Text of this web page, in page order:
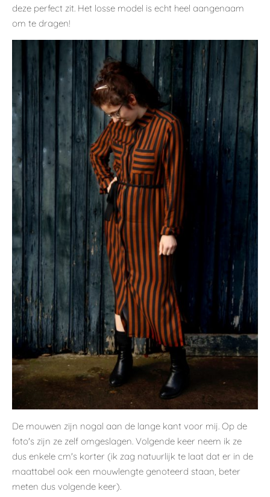
deze perfect zit. Het losse model is echt heel aangenaam
om te dragen!
De mouwen zijn nogal aan de lange kant voor mij. Op de
foto's zijn ze zelf omgeslagen. Volgende keer neem ik ze
dus enkele cm's korter (ik zag natuurlijk te laat dat er in de
maattabel ook een mouwlengte genoteerd staan, beter
meten dus volgende keer).